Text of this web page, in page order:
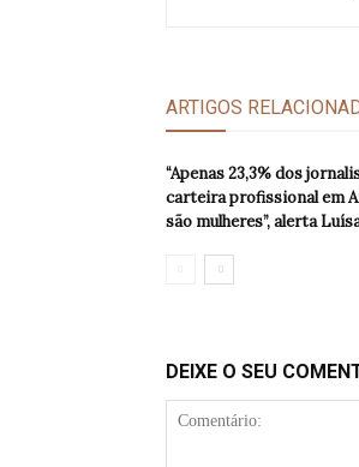
ARTIGOS
“Apenas 23,3% dos
carteira profissional em
são mulheres”, alerta
DEIXE O SEU